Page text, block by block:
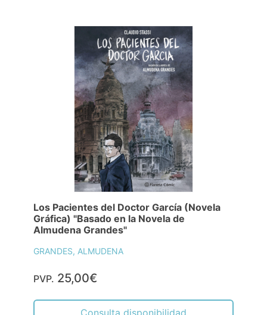
Los Pacientes del Doctor García (Novela
Gráfica) "Basado en la Novela de
Almudena Grandes"
GRANDES, ALMUDENA
PVP. 25,00€
Consulta disponibilidad